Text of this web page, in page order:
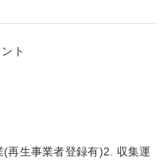
ト
再生事業者登録有)2. 収集運